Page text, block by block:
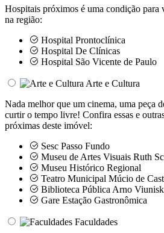
Hospitais próximos é uma condição para
na região:
Hospital Prontoclínica
Hospital De Clínicas
Hospital São Vicente de Paulo
Arte e Cultura
Nada melhor que um cinema, uma peça
curtir o tempo livre! Confira essas e
próximas deste imóvel:
Sesc Passo Fundo
Museu de Artes Visuais Ruth
Museu Histórico Regional
Teatro Municipal Múcio de
Biblioteca Pública Arno
Gare Estação Gastronômica
Faculdades